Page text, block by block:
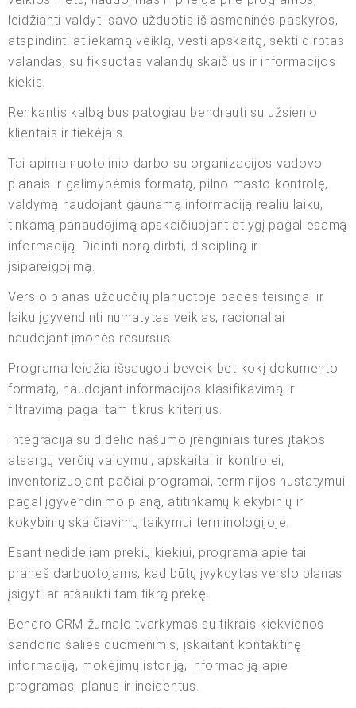
leidžianti valdyti savo užduotis iš asmeninės paskyros,
atspindinti atliekamą veiklą, vesti apskaitą, sekti dirbtas
valandas, su fiksuotas valandų skaičius ir informacijos
kiekis.
Renkantis kalbą bus patogiau bendrauti su užsienio
klientais ir tiekėjais.
Tai apima nuotolinio darbo su organizacijos vadovo
planais ir galimybėmis formatą, pilno masto kontrolę,
valdymą naudojant gaunamą informaciją realiu laiku,
tinkamą panaudojimą apskaičiuojant atlygį pagal esamą
informaciją. Didinti norą dirbti, discipliną ir
įsipareigojimą.
Verslo planas užduočių planuotoje padės teisingai ir
laiku įgyvendinti numatytas veiklas, racionaliai
naudojant įmonės resursus.
Programa leidžia išsaugoti beveik bet kokį dokumento
formatą, naudojant informacijos klasifikavimą ir
filtravimą pagal tam tikrus kriterijus.
Integracija su didelio našumo įrenginiais turės įtakos
atsargų verčių valdymui, apskaitai ir kontrolei,
inventorizuojant pačiai programai, terminijos nustatymui
pagal įgyvendinimo planą, atitinkamų kiekybinių ir
kokybinių skaičiavimų taikymui terminologijoje.
Esant nedideliam prekių kiekiui, programa apie tai
praneš darbuotojams, kad būtų įvykdytas verslo planas
įsigyti ar atšaukti tam tikrą prekę.
Bendro CRM žurnalo tvarkymas su tikrais kiekvienos
sandorio šalies duomenimis, įskaitant kontaktinę
informaciją, mokėjimų istoriją, informaciją apie
programas, planus ir incidentus.